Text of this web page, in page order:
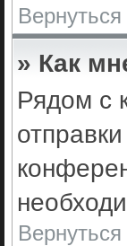
» Как
Рядом с